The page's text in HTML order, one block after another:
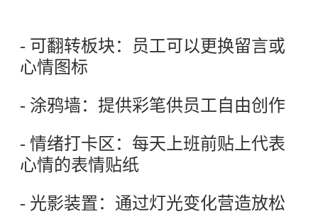
- 可翻转板块：员工可以更换留言或
心情图标
- 涂鸦墙：提供彩笔供员工自由创作
- 情绪打卡区：每天上班前贴上代表
心情的表情贴纸
- 光影装置：通过灯光变化营造放松